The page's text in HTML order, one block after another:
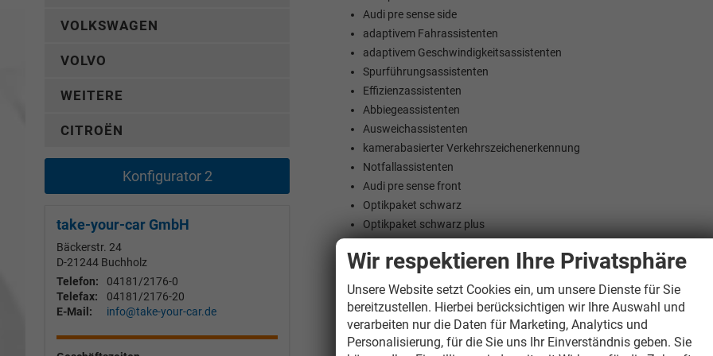
Audi pre sense side
adaptivem Fahrassistenten
adaptivem Geschwindigkeitsassistenten
Spurführungsassistenten
Effizienzassistenten
Abbiegeassistenten
Ausweichassistenten
kamerabasierter Verkehrszeichenerkennung
Notfallassistenten
Audi pre sense front
Optikpaket schwarz
Optikpaket schwarz plus
Lenkradkranz in Alcantara mit Kontrastnähten in Expressrot
Wählhebelknauf in Mikrofaser Dinamica schwarz
Instrumententafeloberseite inklusive Blende Head-up-Display (falls
Türarmauflagen in Leder Feinnappa schwarz mit Kontrastnähten in
Spange der Mittelkonsole in Mikrofaser Dinamica schwarz mit
VOLKSWAGEN
VOLVO
WEITERE
CITROËN
Konfigurator 2
take-your-car GmbH
Bäckerstr. 24
D-21244 Buchholz
Telefon:
04181/2176-0
Telefax:
04181/2176-20
E-Mail:
info@take-your-car.de
Wir respektieren Ihre Privatsphäre
Unsere Website setzt Cookies ein, um unsere Dienste für Sie
bereitzustellen. Hierbei berücksichtigen wir Ihre Auswahl und
verarbeiten nur die Daten für Marketing, Analytics und
Personalisierung, für die Sie uns Ihr Einverständnis geben. Sie